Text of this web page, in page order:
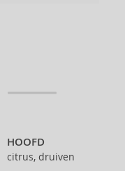
HOOFD
citrus, druiven